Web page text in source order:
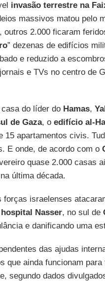
invasão terrestre na
massivos matou pelo
2.000 ficaram
” dezenas de edifícios
e reduzido a
e TVs no centro de
do líder do Hamas,
de Gaza, o edifício al-
15 apartamentos civis.
E onde, de acordo com o
quase 2.000 casas
última década.
israelenses
hospital Nasser, no sul de
e danificando uma
das ajudas
que ainda funcionam
segundo dados